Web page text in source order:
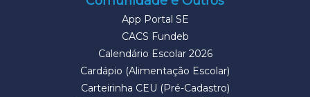
App Portal SE
CACS Fundeb
Calendário Escolar 2026
Cardápio (Alimentação Escolar)
Carteirinha CEU (Pré-Cadastro)